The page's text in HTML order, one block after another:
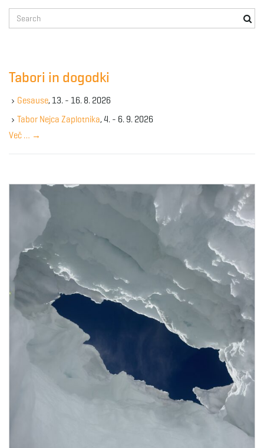
e
e
y
w
r
Tabori in dogodki
Gesause, 13. - 16. 8. 2026
Tabor Nejca Zaplotnika, 4. - 6. 9. 2026
Več … →